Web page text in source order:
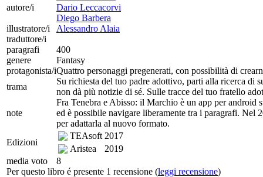
autore/i
Dario Leccacorvi
Diego Barbera
illustratore/i
Alessandro Alaia
traduttore/i
paragrafi
400
genere
Fantasy
protagonista/iQuattro personaggi pregenerati, con possibilità di
trama
Su richiesta del tuo padre adottivo, parti alla ricerca di
non dà più notizie di sé. Sulle tracce del tuo fratello
note
Fra Tenebra e Abisso: il Marchio è un app per android
ed è possibile navigare liberamente tra i paragrafi. Nel
per adattarla al nuovo formato.
Edizioni
TEAsoft 2017
Aristea
2019
media voto
8
Per questo libro é presente 1 recensione (leggi recensione)